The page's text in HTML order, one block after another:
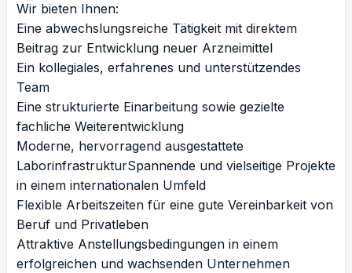
Wir bieten Ihnen:
Eine abwechslungsreiche Tätigkeit mit direktem
Beitrag zur Entwicklung neuer Arzneimittel
Ein kollegiales, erfahrenes und unterstützendes
Team
Eine strukturierte Einarbeitung sowie gezielte
fachliche Weiterentwicklung
Moderne, hervorragend ausgestattete
LaborinfrastrukturSpannende und vielseitige Projekte
in einem internationalen Umfeld
Flexible Arbeitszeiten für eine gute Vereinbarkeit von
Beruf und Privatleben
Attraktive Anstellungsbedingungen in einem
erfolgreichen und wachsenden Unternehmen